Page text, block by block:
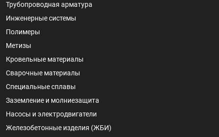
Трубопроводная арматура
Инженерные системы
Полимеры
Метизы
Кровельные материалы
Сварочные материалы
Специальные сплавы
Заземление и молниезащита
Насосы и электродвигатели
Железобетонные изделия (ЖБИ)